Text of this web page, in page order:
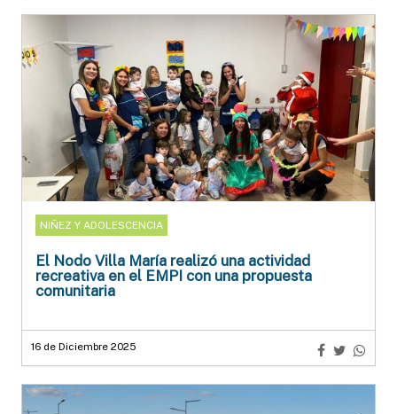
NIÑEZ Y ADOLESCENCIA
El Nodo Villa María realizó una actividad
recreativa en el EMPI con una propuesta
comunitaria
16 de Diciembre 2025